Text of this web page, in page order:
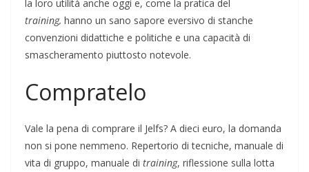
la loro utilità anche oggi e, come la pratica del
training, hanno un sano sapore eversivo di stanche
convenzioni didattiche e politiche e una capacità di
smascheramento piuttosto notevole.
Compratelo
Vale la pena di comprare il Jelfs? A dieci euro, la domanda
non si pone nemmeno. Repertorio di tecniche, manuale di
vita di gruppo, manuale di training, riflessione sulla lotta